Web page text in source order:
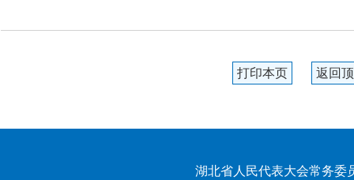
打印本页 返回
湖北省人民代表大会常务委